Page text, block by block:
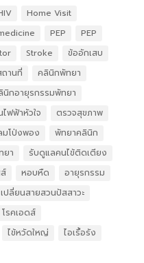
Home Visit
PEP
PEP
Stroke
ข้ออักเสบ
านที่
คลินิกพัทยา
นิกอายุรกรรมพัทยา
ฟฟ้าหัวใจ
ตรวจสุขภาพ
โป่งพอง
พัทยาคลินิก
ยา
รับดูแลคนไข้ติดเตียง
หอบหืด
อายุรกรรม
เปลี่ยนสายสวนปัสสาวะ
โรคเอดส์
ไข้หวัดใหญ่
ไอเรื้อรัง